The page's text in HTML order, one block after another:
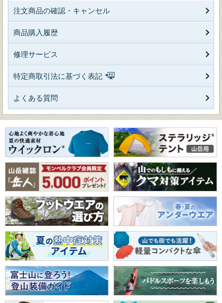
注文商品の確認・キャンセル
商品購入履歴
修理サービス
特定商取引法に基づく表記
よくある質問